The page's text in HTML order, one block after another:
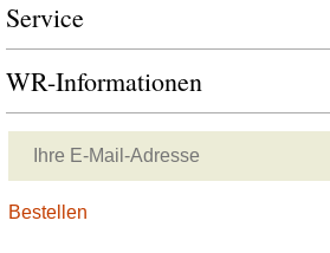
Service
WR-Informationen